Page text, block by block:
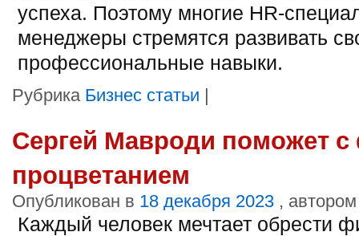
успеха. Поэтому многие HR-
менеджеры стремятся развивать
профессиональные навыки.
Рубрика Бизнес статьи |
Сергей Мавроди поможет
процветанием
Опубликован в 18 декабря 2023 , автором
Каждый человек мечтает обрести